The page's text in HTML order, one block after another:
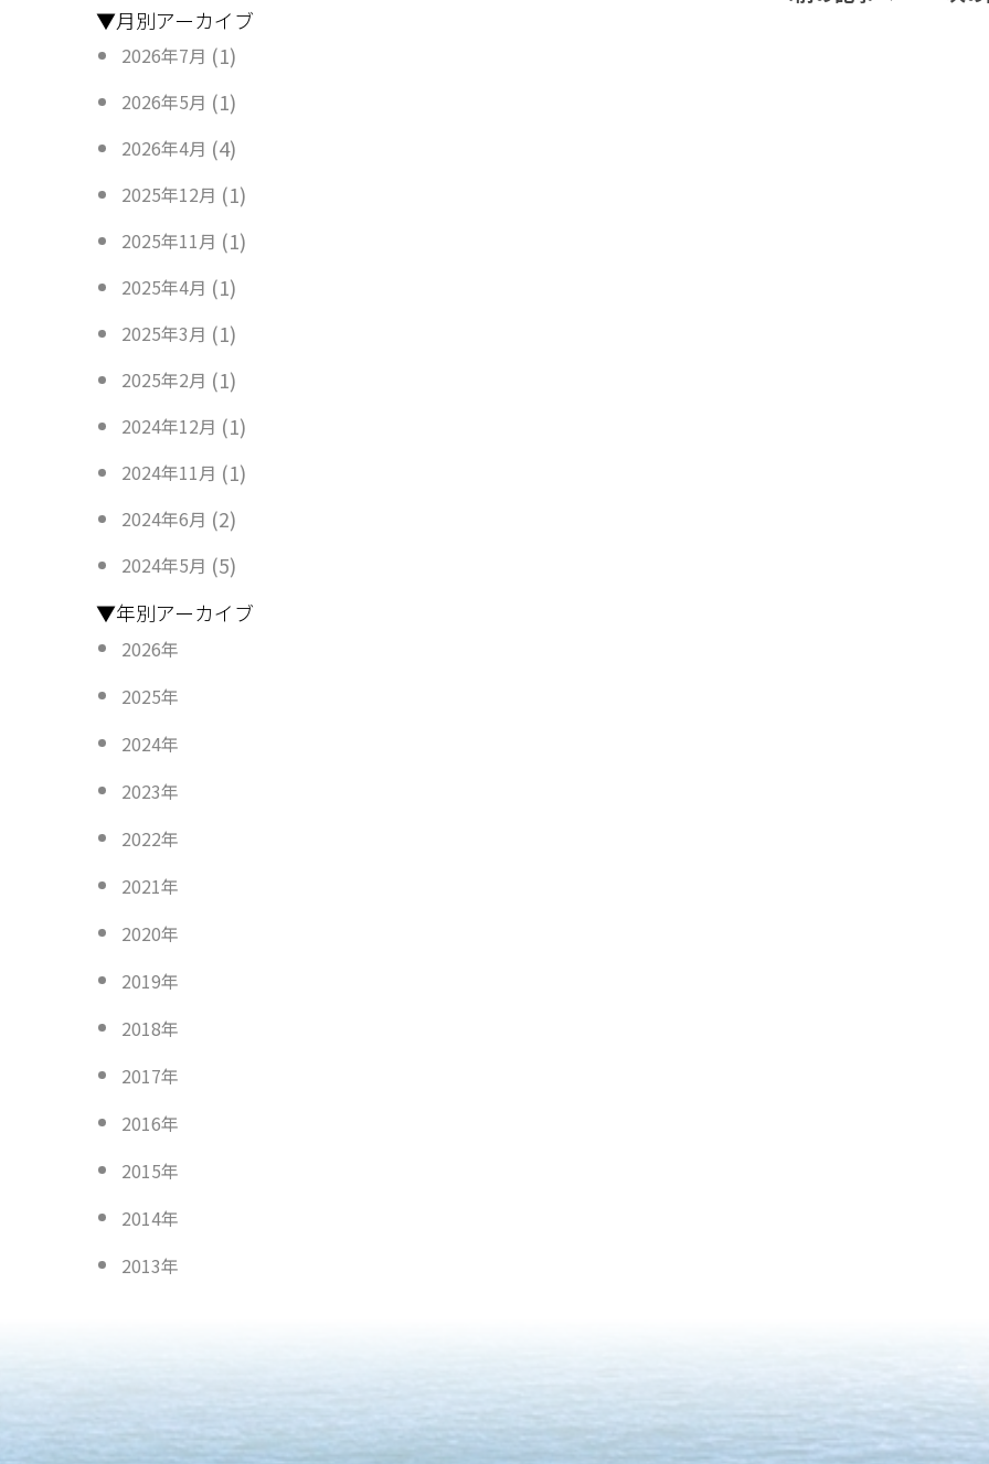
▼月別アーカイブ
2026年7月 (1)
2026年5月 (1)
2026年4月 (4)
2025年12月 (1)
2025年11月 (1)
2025年4月 (1)
2025年3月 (1)
2025年2月 (1)
2024年12月 (1)
2024年11月 (1)
2024年6月 (2)
2024年5月 (5)
▼年別アーカイブ
2026年
2025年
2024年
2023年
2022年
2021年
2020年
2019年
2018年
2017年
2016年
2015年
2014年
2013年